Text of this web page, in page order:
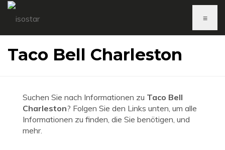
≡
Taco Bell Charleston
Suchen Sie nach Informationen zu Taco Bell
Charleston? Folgen Sie den Links unten, um alle
Informationen zu finden, die Sie benötigen, und
mehr.